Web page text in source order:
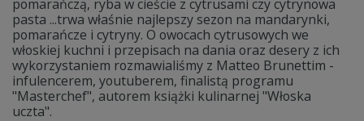
pomarańczą, ryba w cieście z cytrusami czy cytrynowa
pasta ...trwa właśnie najlepszy sezon na mandarynki,
pomarańcze i cytryny. O owocach cytrusowych we
włoskiej kuchni i przepisach na dania oraz desery z ich
wykorzystaniem rozmawialiśmy z Matteo Brunettim -
infulencerem, youtuberem, finalistą programu
"Masterchef", autorem książki kulinarnej "Włoska
uczta".